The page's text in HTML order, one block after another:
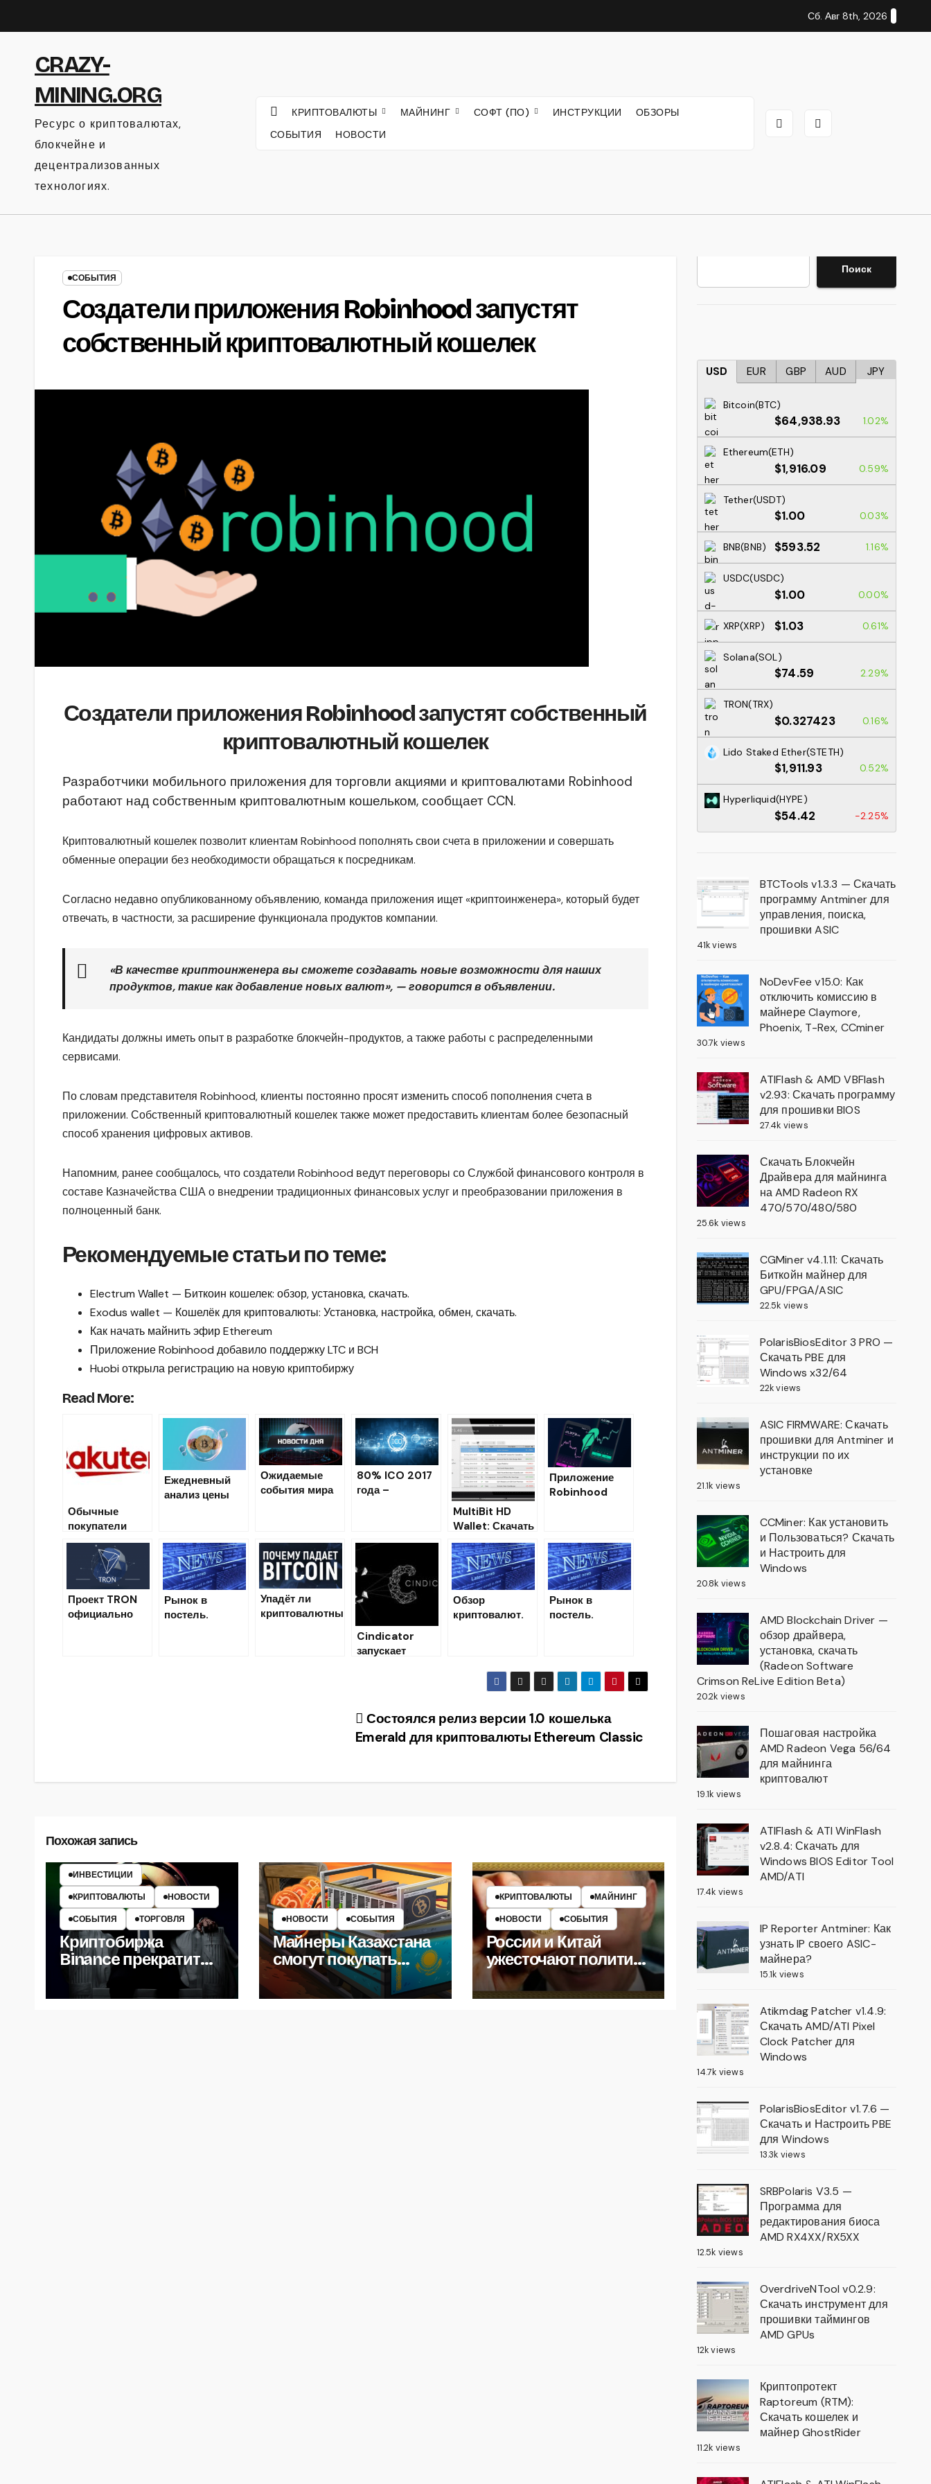
к
Сб. Авг 8th, 2026
CRAZY-
MINING.ORG
Ресурс о криптовалютах,
блокчейне и
децентрализованных
технологиях.
КРИПТОВАЛЮТЫ МАЙНИНГ СОФТ (ПО) ИНСТРУКЦИИ
ОБЗОРЫ
СОБЫТИЯ
НОВОСТИ
СОБЫТИЯ
Создатели приложения Robinhood запустят
собственный криптовалютный кошелек
Создатели приложения Robinhood запустят собственный
криптовалютный кошелек
Разработчики мобильного приложения для торговли акциями и криптовалютами Robinhood
работают над собственным криптовалютным кошельком, сообщает CCN.
Криптовалютный кошелек позволит клиентам Robinhood пополнять свои счета в приложении и совершать
обменные операции без необходимости обращаться к посредникам.
Согласно недавно опубликованному объявлению, команда приложения ищет «криптоинженера», который будет
отвечать, в частности, за расширение функционала продуктов компании.
«В качестве криптоинженера вы сможете создавать новые возможности для наших
продуктов, такие как добавление новых валют», — говорится в объявлении.
Кандидаты должны иметь опыт в разработке блокчейн-продуктов, а также работы с распределенными
сервисами.
По словам представителя Robinhood, клиенты постоянно просят изменить способ пополнения счета в
приложении. Собственный криптовалютный кошелек также может предоставить клиентам более безопасный
способ хранения цифровых активов.
Напомним, ранее сообщалось, что создатели Robinhood ведут переговоры со Службой финансового контроля в
составе Казначейства США о внедрении традиционных финансовых услуг и преобразовании приложения в
полноценный банк.
Рекомендуемые статьи по теме:
Electrum Wallet — Биткоин кошелек: обзор, установка, скачать.
Exodus wallet — Кошелёк для криптовалюты: Установка, настройка, обмен, скачать.
Как начать майнить эфир Ethereum
Приложение Robinhood добавило поддержку LTC и BCH
Huobi открыла регистрацию на новую криптобиржу
Read More:
Обычные
покупатели
могут обменять
баллы
лояльности на
Биткоины
Ежедневный
анализ цены
Ожидаемые
события мира
80% ICO 2017
года –
MultiBit HD
Wallet: Скачать
надежный
Bitcoin
кошелек для
Windows/Linux
/MacOS
Приложение
Robinhood
Проект TRON
официально
Рынок в
постель.
Упадёт ли
криптовалютны
Cindicator
запускает
Обзор
криптовалют.
Рынок в
постель.
записям
Состоялся релиз версии 1.0 кошелька
Emerald для криптовалюты Ethereum Classic
Похожая запись
ИНВЕСТИЦИИ
КРИПТОВАЛЮТЫ
НОВОСТИ
СОБЫТИЯ
ТОРГОВЛЯ
Криптобиржа
Binance прекратит
поддержку
стейблкоинов USDC,
НОВОСТИ СОБЫТИЯ
Майнеры Казахстана
смогут покупать
электроэнергию из
России
КРИПТОВАЛЮТЫ
МАЙНИНГ
НОВОСТИ
СОБЫТИЯ
России и Китай
ужесточают политику
в отношении
майнинга
Поиск
USD EUR GBP AUD JPY
Bitcoin(BTC)
$64,938.93 1.02%
Ethereum(ETH)
$1,916.09 0.59%
Tether(USDT)
$1.00 0.03%
BNB(BNB) $593.52 1.16%
USDC(USDC)
$1.00 0.00%
XRP(XRP) $1.03 0.61%
Solana(SOL)
$74.59 2.29%
TRON(TRX)
$0.327423 0.16%
Lido Staked Ether(STETH)
$1,911.93 0.52%
Hyperliquid(HYPE)
$54.42 -2.25%
BTCTools v1.3.3 — Скачать
программу Antminer для
управления, поиска,
прошивки ASIC
41k views
NoDevFee v15.0: Как
отключить комиссию в
майнере Claymore,
Phoenix, T-Rex, CCminer
30.7k views
ATIFlash & AMD VBFlash
v2.93: Скачать программу
для прошивки BIOS
27.4k views
Скачать Блокчейн
Драйвера для майнинга
на AMD Radeon RX
470/570/480/580
25.6k views
CGMiner v4.1.11: Скачать
Биткойн майнер для
GPU/FPGA/ASIC
22.5k views
PolarisBiosEditor 3 PRO —
Скачать PBE для
Windows x32/64
22k views
ASIC FIRMWARE: Скачать
прошивки для Antminer и
инструкции по их
установке
21.1k views
CCMiner: Как установить
и Пользоваться? Скачать
и Настроить для
Windows
20.8k views
AMD Blockchain Driver —
обзор драйвера,
установка, скачать
(Radeon Software
Crimson ReLive Edition Beta)
20.2k views
Пошаговая настройка
AMD Radeon Vega 56/64
для майнинга
криптовалют
19.1k views
ATIFlash & ATI WinFlash
v2.8.4: Скачать для
Windows BIOS Editor Tool
AMD/ATI
17.4k views
IP Reporter Antminer: Как
узнать IP своего ASIC-
майнера?
15.1k views
Atikmdag Patcher v1.4.9:
Скачать AMD/ATI Pixel
Clock Patcher для
Windows
14.7k views
PolarisBiosEditor v1.7.6 —
Скачать и Настроить PBE
для Windows
13.3k views
SRBPolaris V3.5 —
Программа для
редактирования биоса
AMD RX4XX/RX5XX
12.5k views
OverdriveNTool v0.2.9:
Скачать инструмент для
прошивки таймингов
AMD GPUs
12k views
Криптопротект
Raptoreum (RTM):
Скачать кошелек и
майнер GhostRider
11.2k views